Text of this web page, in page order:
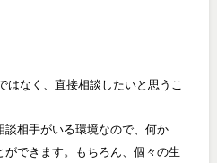
はなく、直接相談したいと思うこ
相手がいる環境なので、何か
できます。もちろん、個々の生